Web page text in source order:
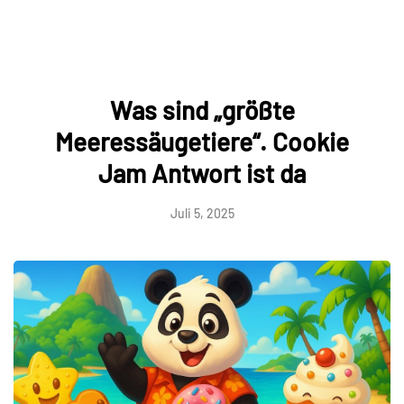
Was sind „größte
Meeressäugetiere“. Cookie
Jam Antwort ist da
Juli 5, 2025